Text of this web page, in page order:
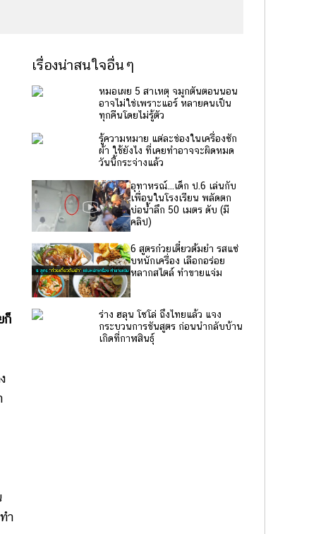
ก็
ำ
เรื่องน่าสนใจอื่นๆ
หมอเผย 5 สาเหตุ จมูกตันตอนนอน
อาจไม่ใช่เพราะแอร์ หลายคนเป็น
ทุกคืนโดยไม่รู้ตัว
รู้ความหมาย แต่ละช่องในเครื่องซัก
ผ้า ใช้ยังไง ที่เคยทำอาจจะผิดหมด
วันนี้กระจ่างแล้ว
อุทาหรณ์...เด็ก ป.6 เล่นกับ
เพื่อนในโรงเรียน พลัดตก
บ่อน้ำลึก 50 เมตร ดับ (มี
คลิป)
6 สูตรก๋วยเตี๋ยวต้มยำ รสแซ่
บหนักเครื่อง เลือกอร่อย
หลากสไตล์ ทำขายแจ่ม
ร่าง ฮลุน โซโล่ ถึงไทยแล้ว แจง
กระบวนการชันสูตร ก่อนนำกลับบ้าน
เกิดที่กาฬสินธุ์